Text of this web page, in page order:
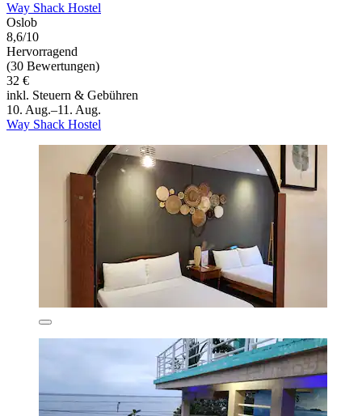
Way Shack Hostel
Oslob
8,6/10
Hervorragend
(30 Bewertungen)
32 €
inkl. Steuern & Gebühren
10. Aug.–11. Aug.
Way Shack Hostel